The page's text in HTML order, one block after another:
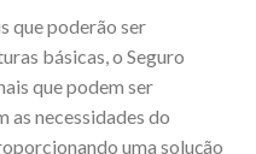
que poderão ser
básicas, o Seguro
que podem ser
as necessidades do
uma solução